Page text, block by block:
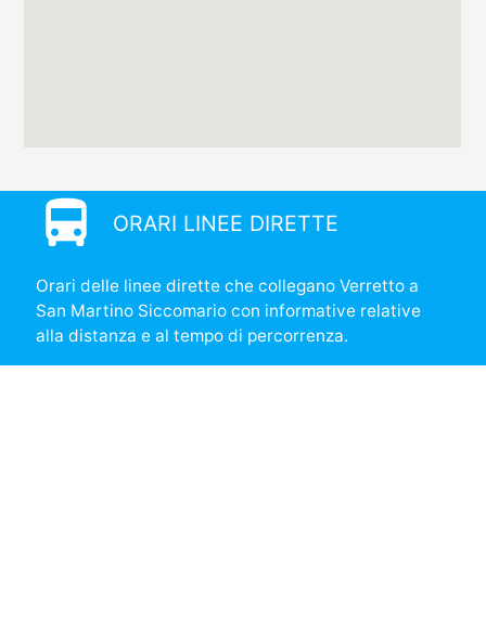
directions_bus ORARI LINEE DIRETTE
Orari delle linee dirette che collegano Verretto a
San Martino Siccomario con informative relative
alla distanza e al tempo di percorrenza.